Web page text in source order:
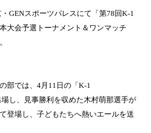
GENスポーツパレスにて「第78回K-1
大会予選トーナメント＆ワンマッチ
部では、4月11日の「K-1
し、見事勝利を収めた木村萌那選手が
登場し、子どもたちへ熱いエールを送